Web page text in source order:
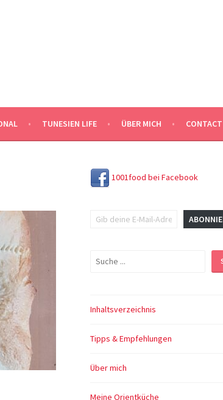
TUNESIEN LIFE ÜBER MICH CONTACT
1001food bei Facebook
Suchen
Inhaltsverzeichnis
Tipps & Empfehlungen
Über mich
Meine Orientküche